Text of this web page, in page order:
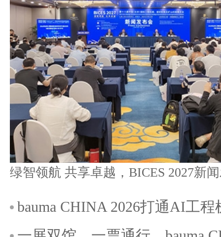
bauma CHINA 2026打通AI工